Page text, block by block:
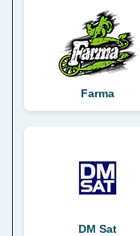
Farma
DM Sat